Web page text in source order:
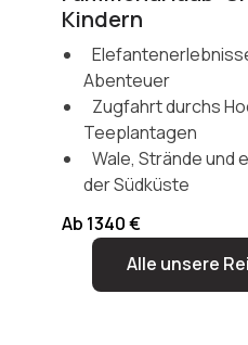
Kindern
Abenteuer
Zugfahrt durchs
Teeplantagen
Wale, Strände und
der Südküste
Ab 1340 €
Alle unsere